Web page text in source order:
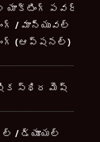
యాక్టింగ్ పవర్
/ మాన్యువల్
(ఆప్షనల్)
స్థిర మెష్
/ డ్యూయల్